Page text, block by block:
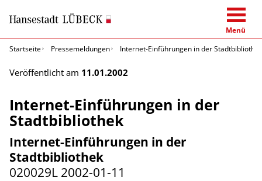
Menü
Startseite
Pressemeldungen Internet-Einführungen in der Stadtbibliothek
Veröffentlicht am 11.01.2002
Internet-Einführungen in der
Stadtbibliothek
Internet-Einführungen in der
Stadtbibliothek
020029L 2002-01-11